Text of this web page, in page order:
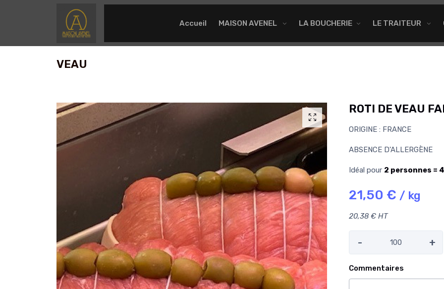
Accueil MAISON AVENEL LA BOUCHERIE LE TRAITEUR
VEAU
ROTI DE VEAU
ORIGINE : FRANCE
ABSENCE D'ALLERGÈNE
Idéal pour 2 personnes =
21,50 € / kg
20,38 € HT
- +
Commentaires